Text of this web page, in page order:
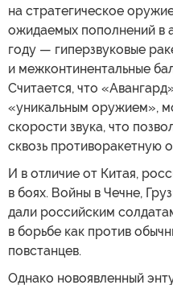
на стратегическое
ожидаемых пополнений в
году — гиперзвуковые
и межконтинентальные
Считается, что
«уникальным оружием»,
скорости звука, что
сквозь противоракетную
И в отличие от Китая,
в боях. Войны в Чечне,
дали российским
в борьбе как против
повстанцев.
Однако новоявленный